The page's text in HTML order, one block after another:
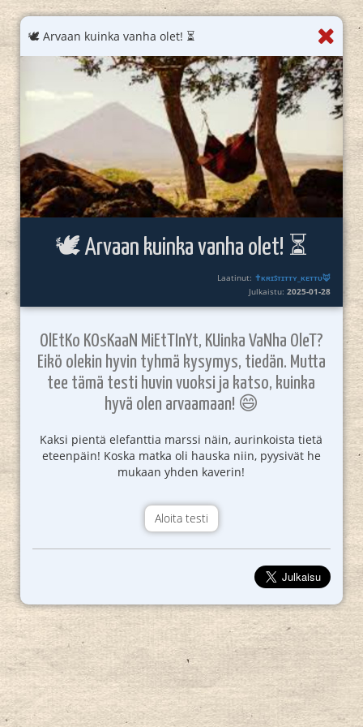
🕊️ Arvaan kuinka vanha olet! ⏳
🕊️ Arvaan kuinka vanha olet! ⏳
Laatinut: ✝️ᴋʀɪꜱᴛɪᴛᴛʏ_ᴋᴇᴛᴛᴜ🦊
Julkaistu:2025-01-28
OlEtKo KOsKaaN MiEtTInYt, KUinka VaNha OleT?
Eikö olekin hyvin tyhmä kysymys, tiedän. Mutta
tee tämä testi huvin vuoksi ja katso, kuinka
hyvä olen arvaamaan! 😄
Kaksi pientä elefanttia marssi näin, aurinkoista tietä
eteenpäin! Koska matka oli hauska niin, pyysivät he
mukaan yhden kaverin!
Aloita testi